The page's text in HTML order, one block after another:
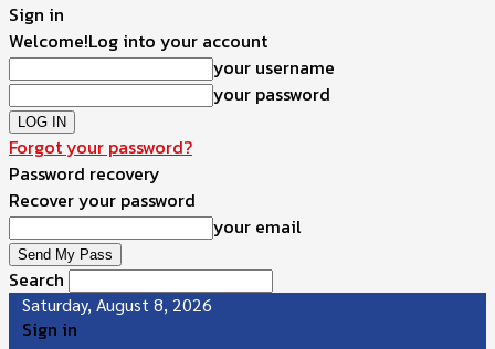
Sign in
Welcome!Log into your account
your username
your password
Forgot your password?
Password recovery
Recover your password
your email
Search
Saturday, August 8, 2026
Sign in